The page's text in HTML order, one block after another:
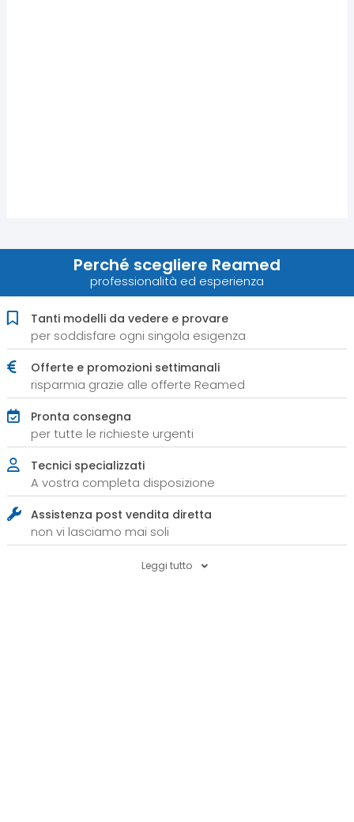
Perché scegliere Reamed
professionalità ed esperienza
Tanti modelli da vedere e provare
per soddisfare ogni singola esigenza
Offerte e promozioni settimanali
risparmia grazie alle offerte Reamed
Pronta consegna
per tutte le richieste urgenti
Tecnici specializzati
A vostra completa disposizione
Assistenza post vendita diretta
non vi lasciamo mai soli
Leggi tutto